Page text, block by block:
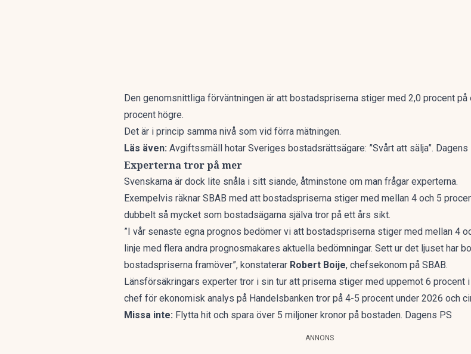
Den genomsnittliga förväntningen är att bostadspriserna stiger med 2,0 procent på
procent högre.
Det är i princip samma nivå som vid förra mätningen.
Läs även: Avgiftssmäll hotar Sveriges bostadsrättsägare: ”Svårt att sälja”. Dagens
Experterna tror på mer
Svenskarna är dock lite snåla i sitt siande, åtminstone om man frågar experterna.
Exempelvis räknar SBAB med att bostadspriserna stiger med mellan 4 och 5
dubbelt så mycket som bostadsägarna själva tror på ett års sikt.
”I vår senaste egna prognos bedömer vi att bostadspriserna stiger med mellan 4
linje med flera andra prognosmakares aktuella bedömningar. Sett ur det ljuset har
bostadspriserna framöver”, konstaterar Robert Boije, chefsekonom på SBAB.
Länsförsäkringars experter tror i sin tur att priserna stiger med uppemot 6 procent i
chef för ekonomisk analys på Handelsbanken tror på 4-5 procent under 2026 och
Missa inte: Flytta hit och spara över 5 miljoner kronor på bostaden. Dagens PS
ANNONS